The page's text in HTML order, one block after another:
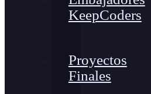
KeepCoders
Proyectos
Finales